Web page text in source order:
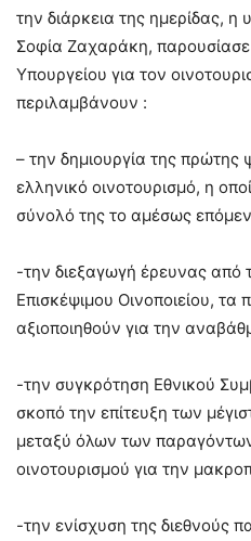
την διάρκεια της ημερίδας,
Σοφία Ζαχαράκη, παρουσίασε
Υπουργείου για τον
περιλαμβάνουν :
– την δημιουργία της πρώτης
ελληνικό οινοτουρισμό, η
σύνολό της το αμέσως
-την διεξαγωγή έρευνας από
Επισκέψιμου Οινοποιείου, τα
αξιοποιηθούν για την
-την συγκρότηση Εθνικού
σκοπό την επίτευξη των
μεταξύ όλων των
οινοτουρισμού για την
-την ενίσχυση της διεθνούς